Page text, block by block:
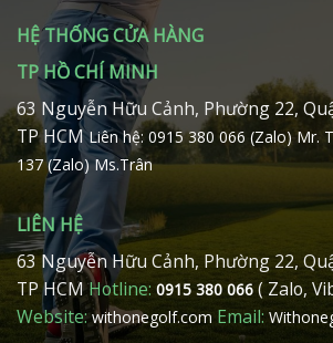
HỆ THỐNG CỬA HÀNG
TP HỒ CHÍ MINH
63 Nguyễn Hữu Cảnh, Phường 22,
TP HCMLiên hệ: 0915 380 066 (Zalo) Mr.
137 (Zalo) Ms.Trân
LIÊN HỆ
63 Nguyễn Hữu Cảnh, Phường 22,
TP HCMHotline: 0915 380 066 ( Zalo,
Website:withonegolf.com Email: